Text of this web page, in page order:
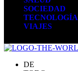
SOCIEDAD
TECNOLOGÍA
VIAJES
DE